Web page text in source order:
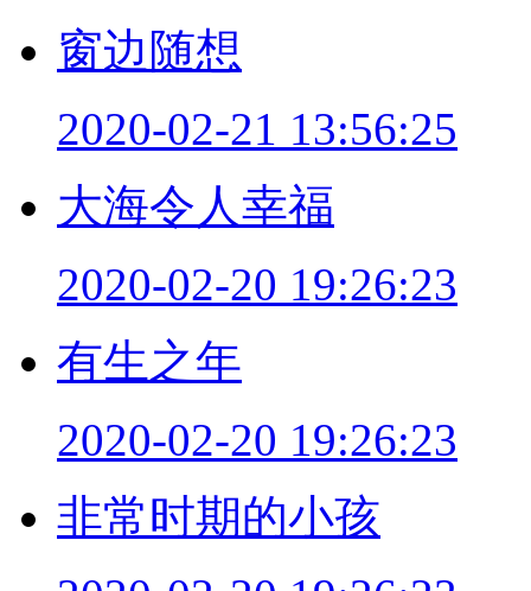
窗边随想
2020-02-21 13:56:25
大海令人幸福
2020-02-20 19:26:23
有生之年
2020-02-20 19:26:23
非常时期的小孩